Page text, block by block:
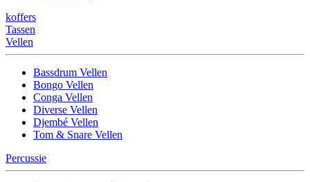
koffers
Tassen
Vellen
Bassdrum Vellen
Bongo Vellen
Conga Vellen
Diverse Vellen
Djembé Vellen
Tom & Snare Vellen
Percussie